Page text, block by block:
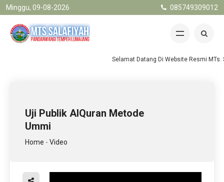
Minggu, 09-08-2026 085749309012
Selamat Datang Di Website Resmi MTs.
Uji Publik AlQuran Metode
Ummi
Home - Video